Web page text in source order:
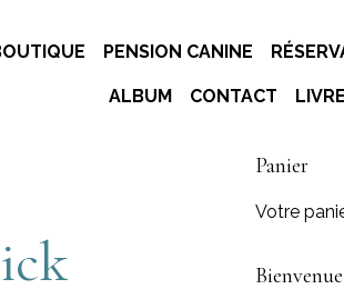
PENSION CANINE
ALBUM CONTACT
Panier
Votre
Bienvenue